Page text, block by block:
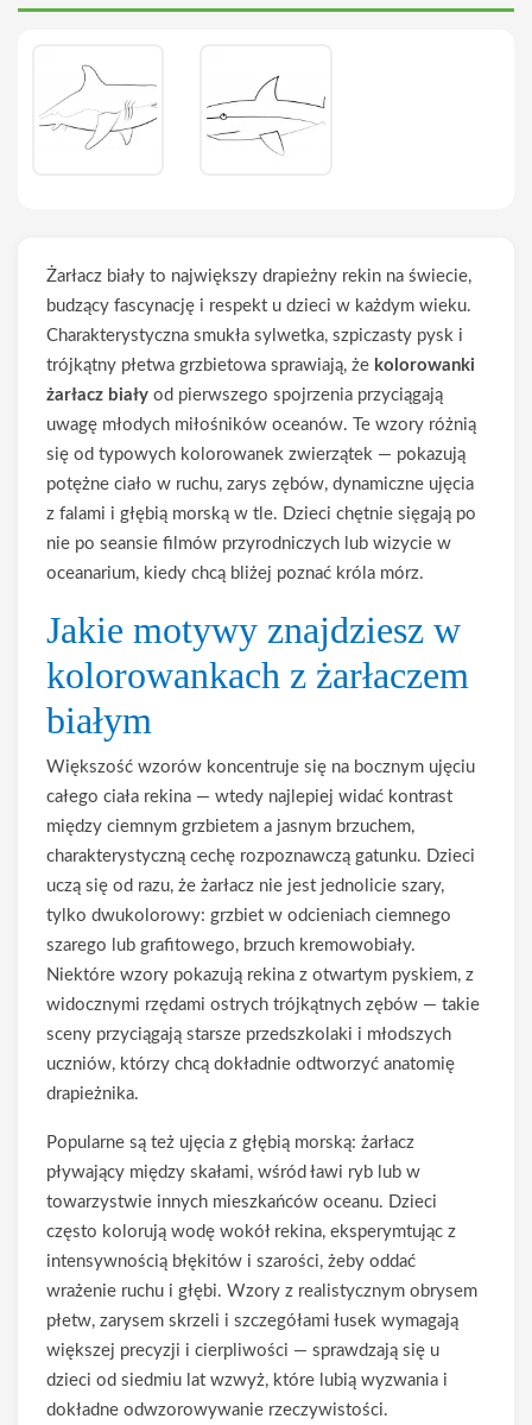
Żarłacz biały to największy drapieżny rekin na świecie,
budzący fascynację i respekt u dzieci w każdym wieku.
Charakterystyczna smukła sylwetka, szpiczasty pysk i
trójkątny płetwa grzbietowa sprawiają, że kolorowanki
żarłacz biały od pierwszego spojrzenia przyciągają
uwagę młodych miłośników oceanów. Te wzory różnią
się od typowych kolorowanek zwierzątek — pokazują
potężne ciało w ruchu, zarys zębów, dynamiczne ujęcia
z falami i głębią morską w tle. Dzieci chętnie sięgają po
nie po seansie filmów przyrodniczych lub wizycie w
oceanarium, kiedy chcą bliżej poznać króla mórz.
Jakie motywy znajdziesz w
kolorowankach z żarłaczem
białym
Większość wzorów koncentruje się na bocznym ujęciu
całego ciała rekina — wtedy najlepiej widać kontrast
między ciemnym grzbietem a jasnym brzuchem,
charakterystyczną cechę rozpoznawczą gatunku. Dzieci
uczą się od razu, że żarłacz nie jest jednolicie szary,
tylko dwukolorowy: grzbiet w odcieniach ciemnego
szarego lub grafitowego, brzuch kremowobiały.
Niektóre wzory pokazują rekina z otwartym pyskiem, z
widocznymi rzędami ostrych trójkątnych zębów — takie
sceny przyciągają starsze przedszkolaki i młodszych
uczniów, którzy chcą dokładnie odtworzyć anatomię
drapieżnika.
Popularne są też ujęcia z głębią morską: żarłacz
pływający między skałami, wśród ławi ryb lub w
towarzystwie innych mieszkańców oceanu. Dzieci
często kolorują wodę wokół rekina, eksperymtując z
intensywnością błękitów i szarości, żeby oddać
wrażenie ruchu i głębi. Wzory z realistycznym obrysem
płetw, zarysem skrzeli i szczegółami łusek wymagają
większej precyzji i cierpliwości — sprawdzają się u
dzieci od siedmiu lat wzwyż, które lubią wyzwania i
dokładne odwzorowywanie rzeczywistości.